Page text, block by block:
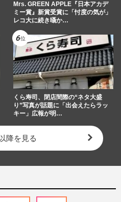
Mrs. GREEN APPLE『日本アカデ
ミー賞』新賞受賞に「忖度の気が」
レコ大に続き囁か…
くら寿司、閉店間際の“ネタ大盛
り”写真が話題に「出会えたらラッ
キー」広報が明…
降を見る